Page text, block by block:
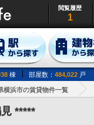
閲覧履歴
1
棟 部屋数： 484,022 戸
横浜市の賃貸物件一覧
*****